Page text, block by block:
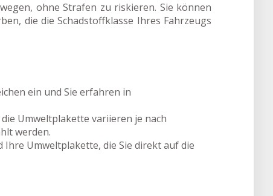
ohne Strafen zu riskieren. Sie können
die die Schadstoffklasse Ihres Fahrzeugs
ein und Sie erfahren in
Umweltplakette variieren je nach
werden.
Umweltplakette, die Sie direkt auf die